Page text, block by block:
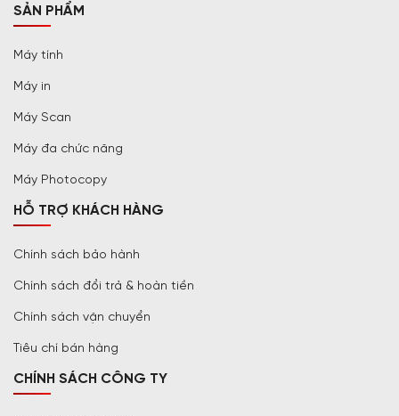
SẢN PHẨM
Máy tính
Máy in
Máy Scan
Máy đa chức năng
Máy Photocopy
HỖ TRỢ KHÁCH HÀNG
Chính sách bảo hành
Chính sách đổi trả & hoàn tiền
Chính sách vận chuyển
Tiêu chí bán hàng
CHÍNH SÁCH CÔNG TY